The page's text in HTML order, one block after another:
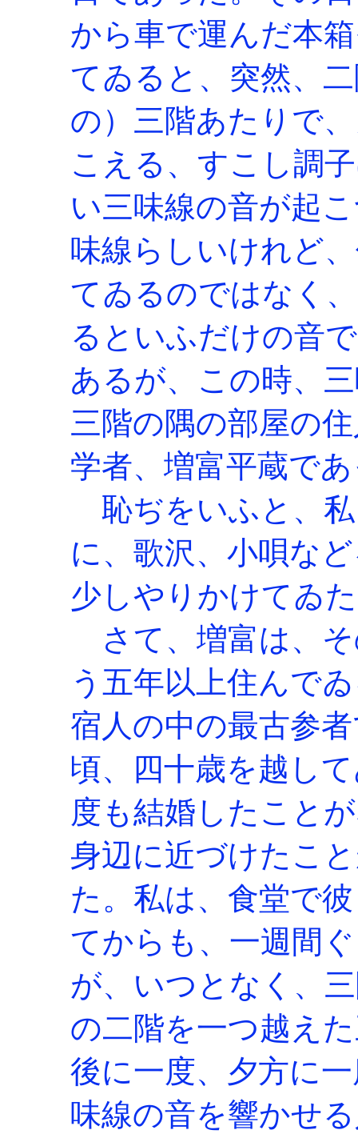
から車で運んだ本
てゐると、突然、
の）三階あたりで
こえる、すこし調
い三味線の音が起
味線らしいけれど
てゐるのではなく
るといふだけの音
あるが、この時、
三階の隅の部屋の
学者、増富平蔵で
恥ぢをいふと、
に、歌沢、小唄な
少しやりかけてゐ
さて、増富は、
う五年以上住んで
宿人の中の最古参
頃、四十歳を越し
度も結婚したこと
身辺に近づけたこ
た。私は、食堂で
てからも、一週間
が、いつとなく、
の二階を一つ越え
後に一度、夕方に
味線の音を響かせ